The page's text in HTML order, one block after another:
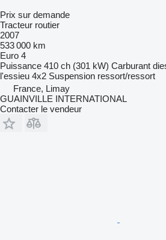
Prix sur demande
Tracteur routier
2007
533 000 km
Euro 4
Puissance 410 ch (301 kW) Carburant
l'essieu 4x2 Suspension ressort/ressort
France, Limay
GUAINVILLE INTERNATIONAL
Contacter le vendeur